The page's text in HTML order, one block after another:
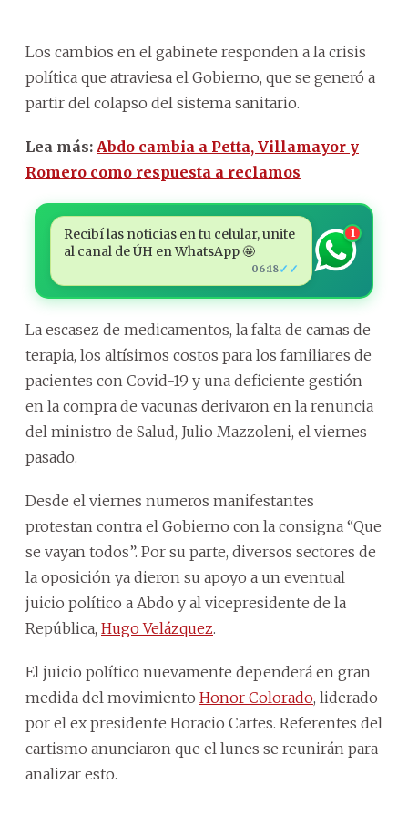
Los cambios en el gabinete responden a la crisis
política que atraviesa el Gobierno, que se generó a
partir del colapso del sistema sanitario.
Lea más: Abdo cambia a Petta, Villamayor y
Romero como respuesta a reclamos
Recibí las noticias en tu celular, unite
al canal de ÚH en WhatsApp 🤩
06:18✓✓
1
La escasez de medicamentos, la falta de camas de
terapia, los altísimos costos para los familiares de
pacientes con Covid-19 y una deficiente gestión
en la compra de vacunas derivaron en la renuncia
del ministro de Salud, Julio Mazzoleni, el viernes
pasado.
Desde el viernes numeros manifestantes
protestan contra el Gobierno con la consigna “Que
se vayan todos”. Por su parte, diversos sectores de
la oposición ya dieron su apoyo a un eventual
juicio político a Abdo y al vicepresidente de la
República, Hugo Velázquez.
El juicio político nuevamente dependerá en gran
medida del movimiento Honor Colorado, liderado
por el ex presidente Horacio Cartes. Referentes del
cartismo anunciaron que el lunes se reunirán para
analizar esto.